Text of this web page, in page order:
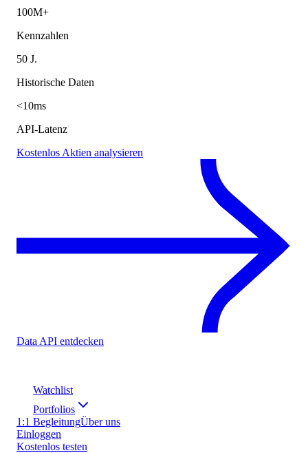
100M+
Kennzahlen
50 J.
Historische Daten
<10ms
API-Latenz
Kostenlos Aktien analysieren
Data API entdecken
Watchlist
Portfolios
1:1 BegleitungÜber uns
Einloggen
Kostenlos testen